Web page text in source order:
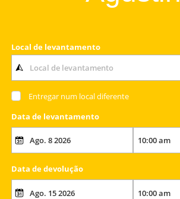
Local de levantamento
Entregar num local diferente
Data de levantamento
Data de devolução